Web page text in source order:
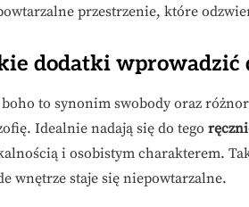
przestrzenie, które
dodatki wprowadzić
boho to synonim swobody oraz
Idealnie nadają się do tego
i osobistym charakterem.
wnętrze staje się niepowtarzalne.